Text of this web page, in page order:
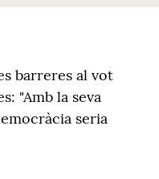
barreres al vot
"Amb la seva
seria